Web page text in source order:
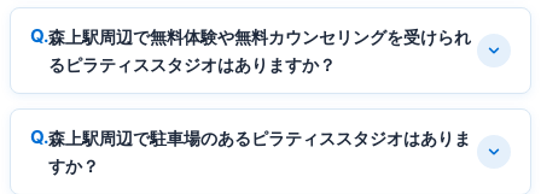
森上駅周辺で無料体験や無料カウンセリングを受けられ
るピラティススタジオはありますか？
森上駅周辺で駐車場のあるピラティススタジオはありま
すか？